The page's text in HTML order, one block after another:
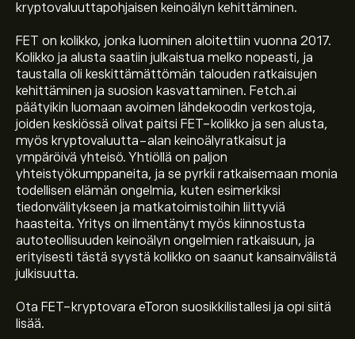
kryptovaluuttapohjaisen keinoälyn kehittäminen.
FET on kolikko, jonka luominen aloitettiin vuonna 2017.
Kolikko ja alusta saatiin julkaistua melko nopeasti, ja
taustalla oli keskittämättömän talouden ratkaisujen
kehittäminen ja suosion kasvattaminen. Fetch.ai
päätyikin luomaan avoimen lähdekoodin verkostoja,
joiden keskiössä olivat paitsi FET-kolikko ja sen alusta,
myös kryptovaluutta-alan keinoälyratkaisut ja
ympäröivä yhteisö. Yhtiöllä on paljon
yhteistyökumppaneita, ja se pyrkii ratkaisemaan monia
todellisen elämän ongelmia, kuten esimerkiksi
tiedonvälitykseen ja matkatoimistoihin liittyviä
haasteita. Yritys on ilmentänyt myös kiinnostusta
autoteollisuuden keinoälyn ongelmien ratkaisuun, ja
erityisesti tästä syystä kolikko on saanut kansainvälistä
julkisuutta.
Ota FET-kryptovara eToron suosikkilistallesi ja opi siitä
lisää.
Instrumentin FET tämänhetkinen hinta on 0.13822‎$‎
Instrumentin Fetch.ai markkina-arvo on 308.31M‎$‎
3.44284‎$‎